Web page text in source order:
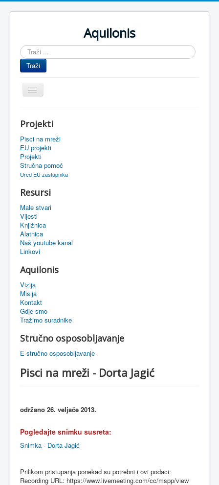
Aquilonis
Traži
...
Traži
Prikaz/Sakrivanje
navigacije
Upravljanje znanjem
Obrazovanje
Upravljanje projektima
Oaza
Sistemski alati
eMapa
Projekti
Pisci na mreži
EU projekti
Projekti
Stručna pomoć
Ured EU zastupnika
Resursi
Male stvari
Vijesti
Knjižnica
Alatnica
Naš youtube kanal
Linkovi
Aquilonis
Vizija
Misija
Kontakt
Gdje smo
Tražimo suradnike
Stručno osposobljavanje
E-stručno osposobljavanje
Pisci na mreži - Dorta Jagić
održano 26. veljače 2013.
Pogledajte snimku susreta:
Snimka - Dorta Jagić
Prilikom pristupanja ponekad su potrebni i ovi podaci:
Recording URL: https://www.livemeeting.com/cc/mspp/view